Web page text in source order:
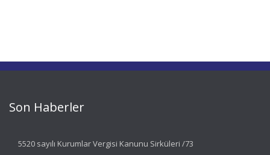
Son Haberler
5520 sayılı Kurumlar Vergisi Kanunu Sirküleri /73